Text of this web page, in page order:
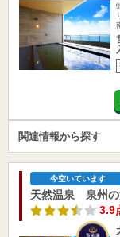
関連情報から探す
今空いています
天然温泉 泉州
3.9